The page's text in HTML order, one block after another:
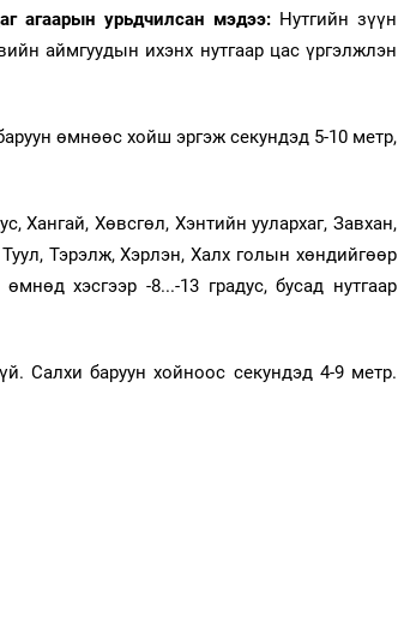
агаарын урьдчилсан мэдээ: Нутгийн зүүн
аймгуудын ихэнх нутгаар цас үргэлжлэн
өмнөөс хойш эргэж секундэд 5-10 метр,
Хангай, Хөвсгөл, Хэнтийн уулархаг, Завхан,
Тэрэлж, Хэрлэн, Халх голын хөндийгөөр
хэсгээр -8...-13 градус, бусад нутгаар
Салхи баруун хойноос секундэд 4-9 метр.